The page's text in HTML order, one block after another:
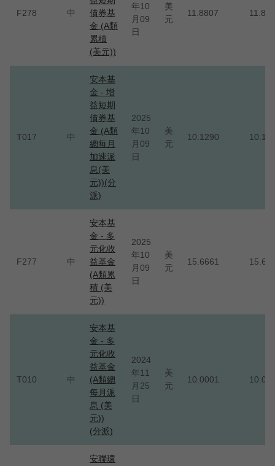
F278 中
債券基
金 (A類
累積
(美元))
年10
月09
日
美
元
11.8807
T017 中
安本基
金 - 增
益短期
債券基
金 (A類
總每月
加速派
息(美
元))(分
派)
2025
年10
月09
日
美
元
10.1290
F277 中
安本基
金 - 多
元化收
益基金
(A類累
積 (美
元))
2025
年10
月09
日
美
元
15.6661
T010 中
安本基
金 - 多
元化收
益基金
(A類總
每月派
息 (美
元))
(分派)
2024
年11
月25
日
美
元
10.0001
安聯環